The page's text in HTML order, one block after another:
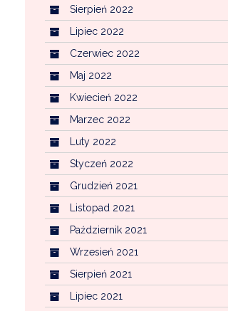
Sierpień 2022
Lipiec 2022
Czerwiec 2022
Maj 2022
Kwiecień 2022
Marzec 2022
Luty 2022
Styczeń 2022
Grudzień 2021
Listopad 2021
Październik 2021
Wrzesień 2021
Sierpień 2021
Lipiec 2021